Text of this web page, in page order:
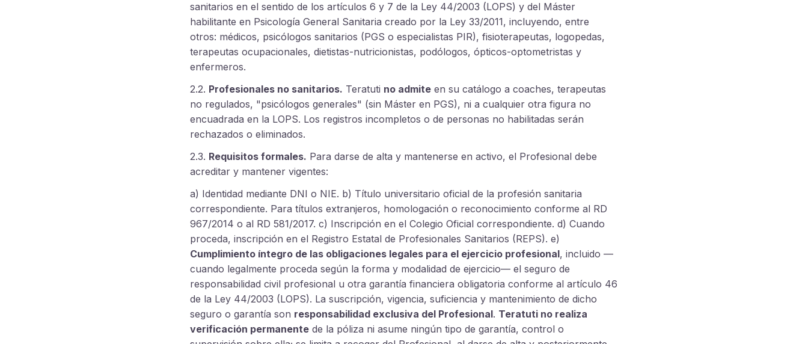
sanitarios en el sentido de los artículos 6 y 7 de la Ley 44/2003 (LOPS) y del Máster
habilitante en Psicología General Sanitaria creado por la Ley 33/2011, incluyendo, entre
otros: médicos, psicólogos sanitarios (PGS o especialistas PIR), fisioterapeutas, logopedas,
terapeutas ocupacionales, dietistas-nutricionistas, podólogos, ópticos-optometristas y
enfermeros.
2.2. Profesionales no sanitarios. Teratuti no admite en su catálogo a coaches, terapeutas
no regulados, "psicólogos generales" (sin Máster en PGS), ni a cualquier otra figura no
encuadrada en la LOPS. Los registros incompletos o de personas no habilitadas serán
rechazados o eliminados.
2.3. Requisitos formales. Para darse de alta y mantenerse en activo, el Profesional debe
acreditar y mantener vigentes:
a) Identidad mediante DNI o NIE. b) Título universitario oficial de la profesión sanitaria
correspondiente. Para títulos extranjeros, homologación o reconocimiento conforme al RD
967/2014 o al RD 581/2017. c) Inscripción en el Colegio Oficial correspondiente. d) Cuando
proceda, inscripción en el Registro Estatal de Profesionales Sanitarios (REPS). e)
Cumplimiento íntegro de las obligaciones legales para el ejercicio profesional, incluido —
cuando legalmente proceda según la forma y modalidad de ejercicio— el seguro de
responsabilidad civil profesional u otra garantía financiera obligatoria conforme al artículo 46
de la Ley 44/2003 (LOPS). La suscripción, vigencia, suficiencia y mantenimiento de dicho
seguro o garantía son responsabilidad exclusiva del Profesional. Teratuti no realiza
verificación permanente de la póliza ni asume ningún tipo de garantía, control o